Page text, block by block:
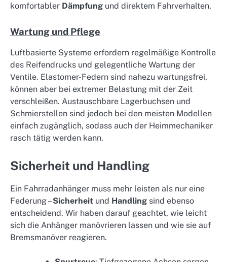
komfortabler Dämpfung und direktem Fahrverhalten.
Wartung und Pflege
Luftbasierte Systeme erfordern regelmäßige Kontrolle
des Reifendrucks und gelegentliche Wartung der
Ventile. Elastomer-Federn sind nahezu wartungsfrei,
können aber bei extremer Belastung mit der Zeit
verschleißen. Austauschbare Lagerbuchsen und
Schmierstellen sind jedoch bei den meisten Modellen
einfach zugänglich, sodass auch der Heimmechaniker
rasch tätig werden kann.
Sicherheit und Handling
Ein Fahrradanhänger muss mehr leisten als nur eine
Federung –Sicherheit und Handling sind ebenso
entscheidend. Wir haben darauf geachtet, wie leicht
sich die Anhänger manövrieren lassen und wie sie auf
Bremsmanöver reagieren.